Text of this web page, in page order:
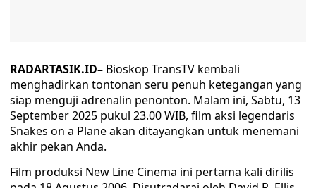
RADARTASIK.ID– Bioskop TransTV kembali
menghadirkan tontonan seru penuh ketegangan yang
siap menguji adrenalin penonton. Malam ini, Sabtu, 13
September 2025 pukul 23.00 WIB, film aksi legendaris
Snakes on a Plane akan ditayangkan untuk menemani
akhir pekan Anda.
Film produksi New Line Cinema ini pertama kali dirilis